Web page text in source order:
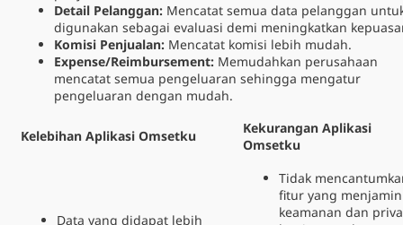
Detail Pelanggan: Mencatat semua data pelanggan
digunakan sebagai evaluasi demi meningkatkan
Komisi Penjualan: Mencatat komisi lebih mudah.
Expense/Reimbursement: Memudahkan perusahaan
mencatat semua pengeluaran sehingga mengatur
pengeluaran dengan mudah.
Kelebihan Aplikasi Omsetku
Kekurangan Aplikasi
Omsetku
Data yang didapat lebih
Tidak
fitur yang menjamin
keamanan dan